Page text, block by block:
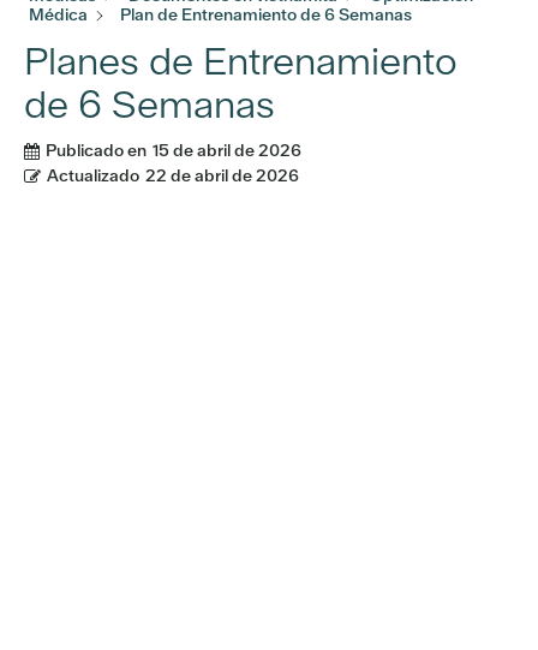
Médica
Plan de Entrenamiento de 6 Semanas
Planes de Entrenamiento
de 6 Semanas
Publicado en 15 de abril de 2026
Actualizado 22 de abril de 2026